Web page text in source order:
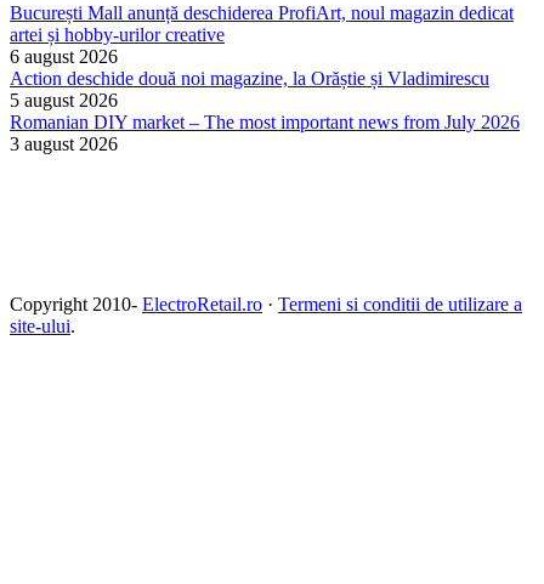
București Mall anunță deschiderea ProfiArt, noul magazin dedicat
artei și hobby-urilor creative
6 august 2026
Action deschide două noi magazine, la Orăștie și Vladimirescu
5 august 2026
Romanian DIY market – The most important news from July 2026
3 august 2026
Copyright 2010- ElectroRetail.ro · Termeni si conditii de utilizare a
site-ului.